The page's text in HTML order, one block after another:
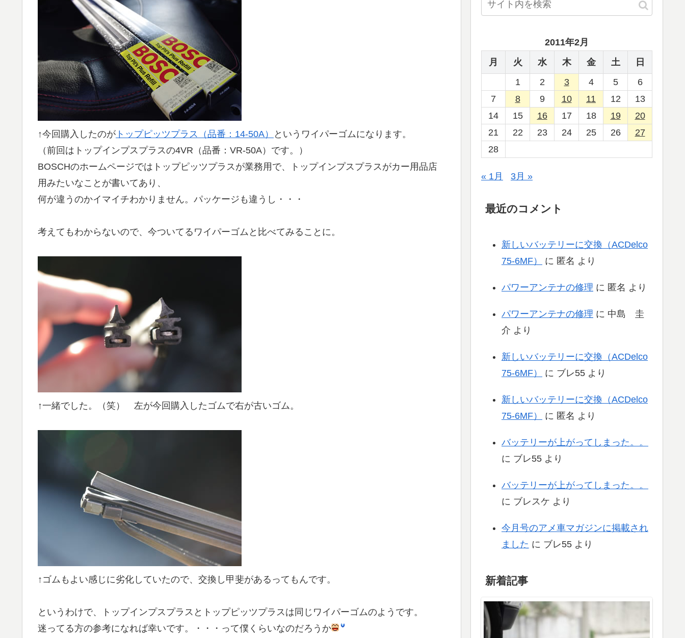
↑今回購入したのが トップピッツプラス（品番：14-50A）
というワイパーゴムになります。
（前回はトップインプスプラスの4VR（品番：VR-50A）です。）
BOSCHのホームページではトップピッツプラスが業務用で、トップインプスプラスがカー用品店
用みたいなことが書いてあり、
何が違うのかイマイチわかりません。パッケージも違うし・・・
考えてもわからないので、今ついてるワイパーゴムと比べてみることに。
↑一緒でした。（笑） 左が今回購入したゴムで右が古いゴム。
↑ゴムもよい感じに劣化していたので、交換し甲斐があるってもんです。
というわけで、トップインプスプラスとトップピッツプラスは同じワイパーゴムのようです。
迷ってる方の参考になれば幸いです。・・・って僕くらいなのだろうか
2011年2月
月
火 水 木 金 土
日
1
2 3 4 5
6
7
8 9 10 11 12
13
14
15 16 17 18 19
20
21
22 23 24 25 26
27
28
« 1月 3月 »
最近のコメント
新しいバッテリーに交換（ACDelco
75-6MF）
に 匿名 より
パワーアンテナの修理 に 匿名 より
パワーアンテナの修理 に 中島 圭
介 より
新しいバッテリーに交換（ACDelco
75-6MF）
に ブレ55 より
新しいバッテリーに交換（ACDelco
75-6MF）
に 匿名 より
バッテリーが上がってしまった。。
に ブレ55 より
バッテリーが上がってしまった。。
に ブレスケ より
今月号のアメ車マガジンに掲載され
ました に ブレ55 より
新着記事